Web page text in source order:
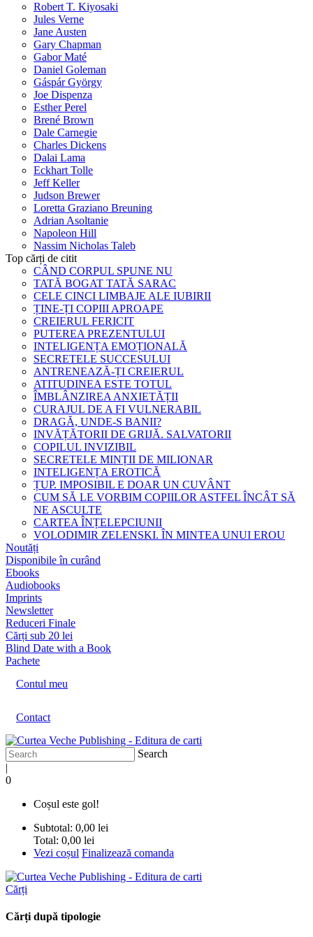
Robert T. Kiyosaki
Jules Verne
Jane Austen
Gary Chapman
Gabor Maté
Daniel Goleman
Gáspár György
Joe Dispenza
Esther Perel
Brené Brown
Dale Carnegie
Charles Dickens
Dalai Lama
Eckhart Tolle
Jeff Keller
Judson Brewer
Loretta Graziano Breuning
Adrian Asoltanie
Napoleon Hill
Nassim Nicholas Taleb
Top cărți de citit
CÂND CORPUL SPUNE NU
TATĂ BOGAT TATĂ SARAC
CELE CINCI LIMBAJE ALE IUBIRII
ȚINE-ȚI COPIII APROAPE
CREIERUL FERICIT
PUTEREA PREZENTULUI
INTELIGENȚA EMOȚIONALĂ
SECRETELE SUCCESULUI
ANTRENEAZĂ-ȚI CREIERUL
ATITUDINEA ESTE TOTUL
ÎMBLÂNZIREA ANXIETĂȚII
CURAJUL DE A FI VULNERABIL
DRAGĂ, UNDE-S BANII?
INVĂȚĂTORII DE GRIJĂ. SALVATORII
COPILUL INVIZIBIL
SECRETELE MINȚII DE MILIONAR
INTELIGENȚA EROTICĂ
ȚUP. IMPOSIBIL E DOAR UN CUVÂNT
CUM SĂ LE VORBIM COPIILOR ASTFEL ÎNCÂT SĂ
NE ASCULTE
CARTEA ÎNȚELEPCIUNII
VOLODIMIR ZELENSKI. ÎN MINTEA UNUI EROU
Noutăți
Disponibile în curând
Ebooks
Audiobooks
Imprints
Newsletter
Reduceri Finale
Cărți sub 20 lei
Blind Date with a Book
Pachete
Contul meu
Contact
Search
|
0
Coșul este gol!
Subtotal: 0,00 lei
Total: 0,00 lei
Vezi coșul Finalizează comanda
Cărți
Cărți după tipologie